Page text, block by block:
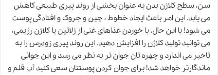
سن، سطح کلاژن بدن به عنوان بخشی از روند پیری طبیعی کاهش
می یابد. این امر باعث ایجاد خطوط ، چین و چروک و افتادگی پوست
می شود! با این حال، با خوردن غذاهای غنی از ژلاتین یا کلاژن رژیمی،
می توانید تولید کلاژن را افزایش دهید. این روند پیری زودرس را به
تاخیر می اندازد و چهره تان جوان تر به نظر می رسد و این جوانی
ماندگارتر خواهد شد! برای جوان کردن پوستتان سعی کنید آب قلم و